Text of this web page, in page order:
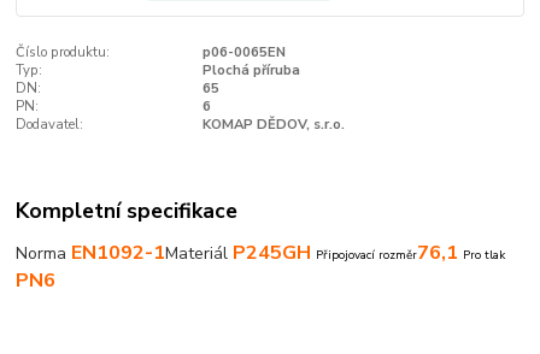
Číslo produktu:
p06-0065EN
Typ:
Plochá příruba
DN:
65
PN:
6
Dodavatel:
KOMAP DĚDOV, s.r.o.
Kompletní specifikace
Norma EN1092-1Materiál P245GH Připojovací rozměr76,1 Pro tlak
PN6